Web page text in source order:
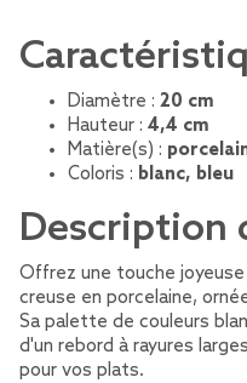
Diamètre : 20 cm
Hauteur : 4,4 cm
Matière(s) :
Coloris : blanc, bleu
Description
Offrez une touche
creuse en porcelaine,
Sa palette de couleurs
d'un rebord à rayures
pour vos plats.